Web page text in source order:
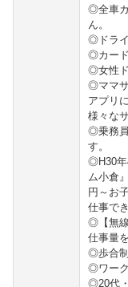
◎全車
ん。
◎ドラ
◎カー
◎女性ド
◎ママ
アプリ
様々な
◎乗務員
す。
◎H30年
ム小倉
円～お
仕事で
◎【無
仕事量
◎歩合
◎ワー
◎20代